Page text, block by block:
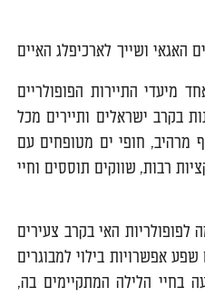
האגאי ושייך לארכיפלג האיים
מיעדי התיירות הפופולריים
בקרב ישראלים ותיירים מכל
מרהיב, חופי ים מטופחים עם
רבות, שווקים תוססים וחיי
לפופולריות האי בקרב צעירים
אפשרויות בילוי למבוגרים
בחיי הלילה המתקיימים בה,